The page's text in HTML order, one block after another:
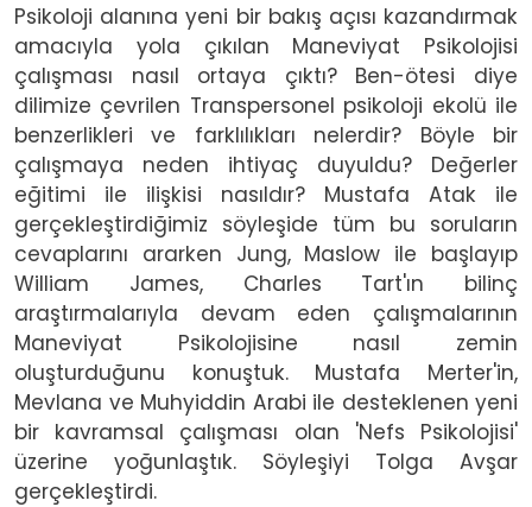
Psikoloji alanına yeni bir bakış açısı kazandırmak
amacıyla yola çıkılan Maneviyat Psikolojisi
çalışması nasıl ortaya çıktı? Ben-ötesi diye
dilimize çevrilen Transpersonel psikoloji ekolü ile
benzerlikleri ve farklılıkları nelerdir? Böyle bir
çalışmaya neden ihtiyaç duyuldu? Değerler
eğitimi ile ilişkisi nasıldır? Mustafa Atak ile
gerçekleştirdiğimiz söyleşide tüm bu soruların
cevaplarını ararken Jung, Maslow ile başlayıp
William James, Charles Tart'ın bilinç
araştırmalarıyla devam eden çalışmalarının
Maneviyat Psikolojisine nasıl zemin
oluşturduğunu konuştuk. Mustafa Merter'in,
Mevlana ve Muhyiddin Arabi ile desteklenen yeni
bir kavramsal çalışması olan 'Nefs Psikolojisi'
üzerine yoğunlaştık. Söyleşiyi Tolga Avşar
gerçekleştirdi.